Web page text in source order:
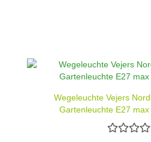
Wegeleuchte Vejers
Gartenleuchte E27